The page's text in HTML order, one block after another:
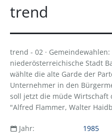
trend
trend - 02 ·
niederösterreichische Stadt
wählte die alte Garde der
Unternehmer in den
soll jetzt die müde Wirtschaft
"Alfred Flammer, Walter
Jahr:
1985